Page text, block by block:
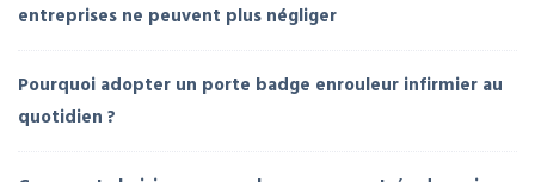
entreprises ne peuvent plus négliger
Pourquoi adopter un porte badge enrouleur infirmier au
quotidien ?